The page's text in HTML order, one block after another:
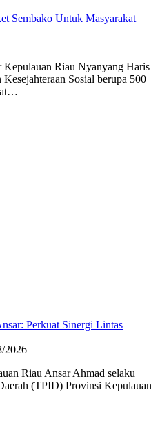
Sembako Untuk Masyarakat
Riau Nyanyang Haris
Sosial berupa 500
Perkuat Sinergi Lintas
2026
Riau Ansar Ahmad selaku
(TPID) Provinsi Kepulauan